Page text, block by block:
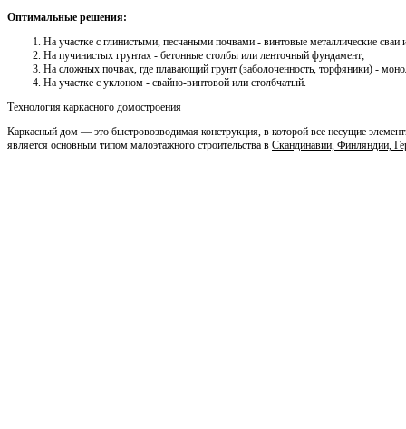
Оптимальные решения:
На участке с глинистыми, песчаными почвами - винтовые металлические
На пучинистых грунтах - бетонные столбы или ленточный фундамент;
На сложных почвах, где плавающий грунт (заболоченность, торфяники) -
На участке с уклоном - свайно-винтовой или столбчатый.
Технология каркасного домостроения
Каркасный дом — это быстровозводимая конструкция, в которой все несущие
является основным типом малоэтажного строительства в Скандинавии, Финляндии,